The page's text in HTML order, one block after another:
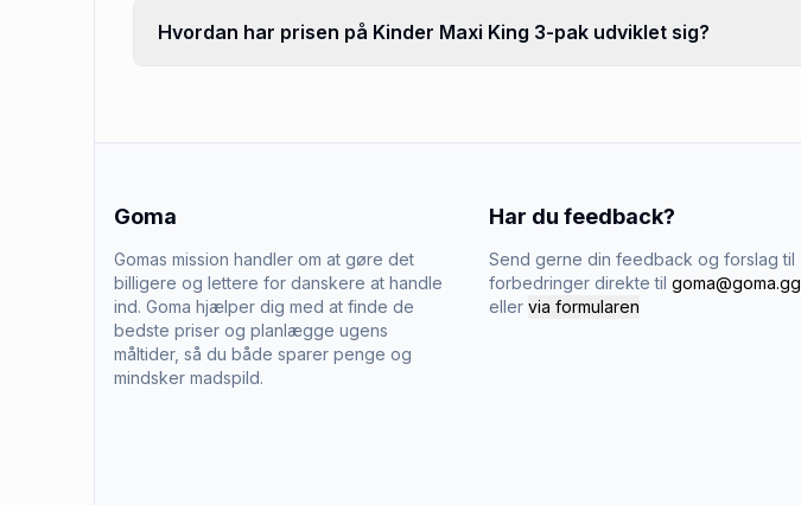
Hvordan har prisen på Kinder Maxi King 3-pak udviklet sig?
Goma
Gomas mission handler om at gøre det
billigere og lettere for danskere at handle
ind. Goma hjælper dig med at finde de
bedste priser og planlægge ugens
måltider, så du både sparer penge og
mindsker madspild.
Har du feedback?
Send gerne din feedback og forslag til
forbedringer direkte til goma@goma.gg
eller via formularen